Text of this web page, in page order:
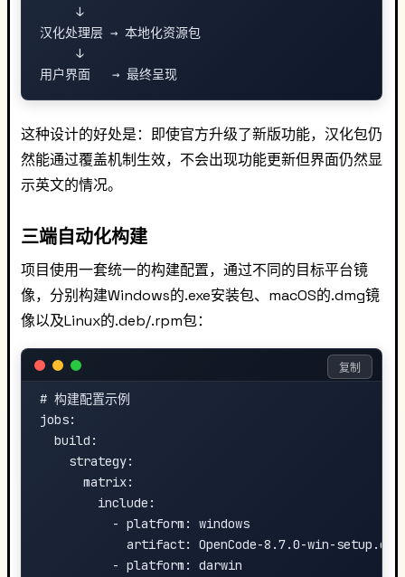
     ↓
汉化处理层 → 本地化资源包
     ↓
这种设计的好处是：即使官方升级了新版功能，汉化包仍
然能通过覆盖机制生效，不会出现功能更新但界面仍然显
示英文的情况。
三端自动化构建
项目使用一套统一的构建配置，通过不同的目标平台镜
像，分别构建Windows的.exe安装包、macOS的.dmg镜
像以及Linux的.deb/.rpm包：
# 构建配置示例
jobs:
  build:
    strategy:
      matrix:
        include:
          - platform: windows
            artifact: OpenCode-8.7.0-win-setup.exe
          - platform: darwin
复制